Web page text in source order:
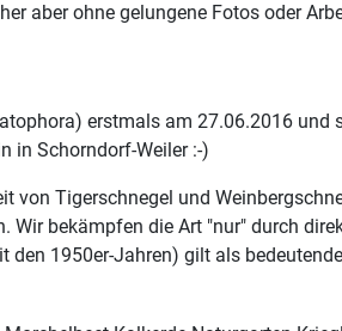
aber ohne gelungene Fotos oder
erstmals am 27.06.2016 und
in Schorndorf-Weiler :-)
von Tigerschnegel und
bekämpfen die Art "nur" durch
den 1950er-Jahren) gilt als